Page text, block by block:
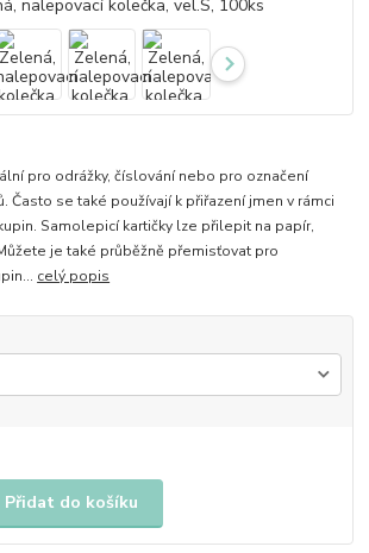
pro odrážky, číslování nebo pro označení
Často se také používají k přiřazení jmen v rámci
Samolepicí kartičky lze přilepit na papír,
je také průběžně přemisťovat pro
celý popis
Přidat do košíku